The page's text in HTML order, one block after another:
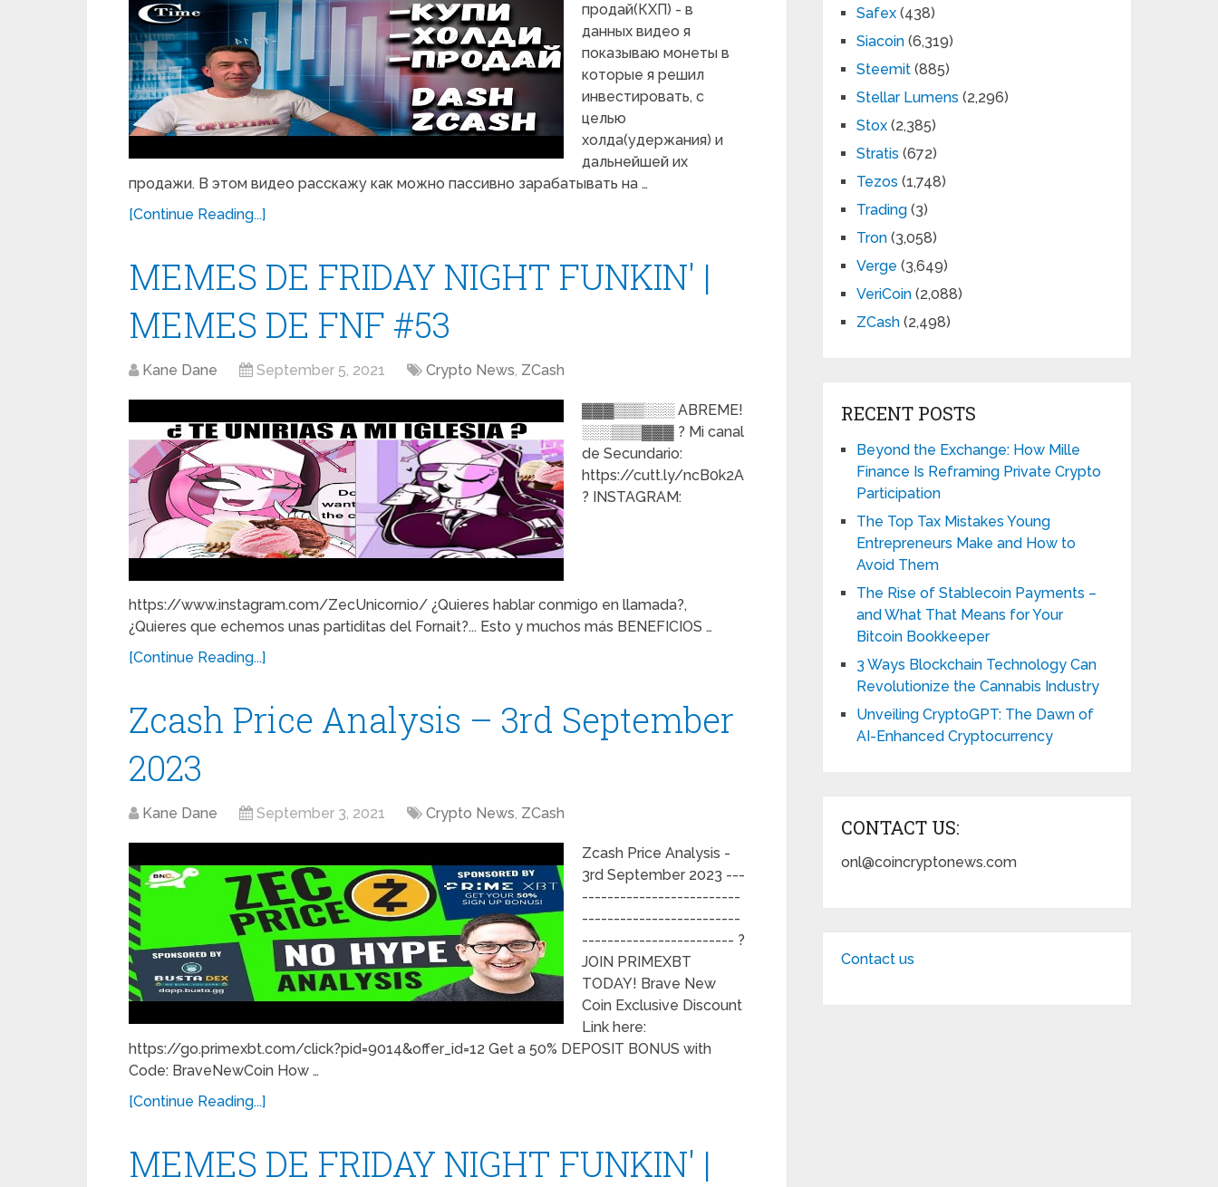
продай(КХП) - в
данных видео я
показываю монеты в
которые я решил
инвестировать, с
целью
холда(удержания) и
дальнейшей их
продажи. В этом видео расскажу как можно пассивно зарабатывать на …
[Continue Reading...]
MEMES DE FRIDAY NIGHT FUNKIN' |
MEMES DE FNF #53
Kane Dane September 5, 2021 Crypto News, ZCash
▓▓▓▒▒▒░░░ ABREME!
░░░▒▒▒▓▓▓ ? Mi canal
de Secundario:
https://cutt.ly/ncB0k2A
? INSTAGRAM:
https://www.instagram.com/ZecUnicornio/ ¿Quieres hablar conmigo en llamada?,
¿Quieres que echemos unas partiditas del Fornait?... Esto y muchos más BENEFICIOS …
[Continue Reading...]
Zcash Price Analysis – 3rd September
2023
Kane Dane September 3, 2021 Crypto News, ZCash
Zcash Price Analysis -
3rd September 2023 ---
-------------------------
-------------------------
------------------------ ?
JOIN PRIMEXBT
TODAY! Brave New
Coin Exclusive Discount
Link here:
https://go.primexbt.com/click?pid=9014&offer_id=12 Get a 50% DEPOSIT BONUS with
Code: BraveNewCoin How …
[Continue Reading...]
MEMES DE FRIDAY NIGHT FUNKIN' |
Safex (438)
Siacoin (6,319)
Steemit (885)
Stellar Lumens (2,296)
Stox (2,385)
Stratis (672)
Tezos (1,748)
Trading (3)
Tron (3,058)
Verge (3,649)
VeriCoin (2,088)
ZCash (2,498)
RECENT POSTS
Beyond the Exchange: How Mille
Finance Is Reframing Private Crypto
Participation
The Top Tax Mistakes Young
Entrepreneurs Make and How to
Avoid Them
The Rise of Stablecoin Payments –
and What That Means for Your
Bitcoin Bookkeeper
3 Ways Blockchain Technology Can
Revolutionize the Cannabis Industry
Unveiling CryptoGPT: The Dawn of
AI-Enhanced Cryptocurrency
CONTACT US:
onl@coincryptonews.com
Contact us